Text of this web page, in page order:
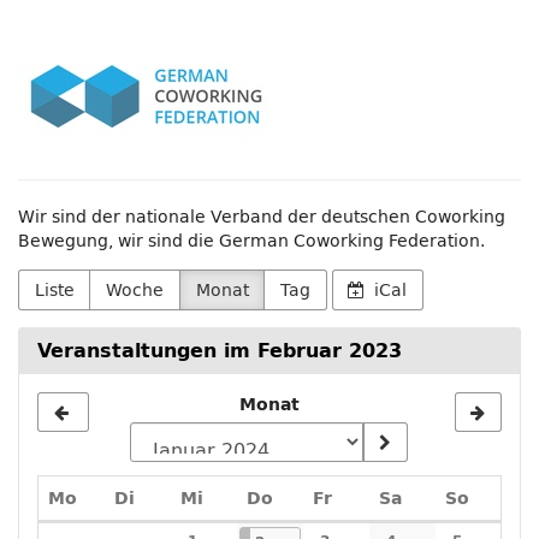
Inhalt
springen
German
Coworking
Federation
e.V.
Wir sind der nationale Verband der deutschen Coworking
Bewegung, wir sind die German Coworking Federation.
Liste
Woche Monat Tag iCal
Veranstaltungen im Februar 2023
Monat
Kalender
Mo Montag
Di Dienstag
Mi Mittwoch
Do Donnerstag
FrFreitag
SaSamstag
So